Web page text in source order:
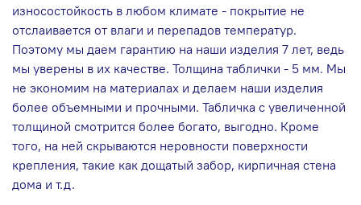
износостойкость в любом климате - покрытие не
отслаивается от влаги и перепадов температур.
Поэтому мы даем гарантию на наши изделия 7 лет, ведь
мы уверены в их качестве. Толщина таблички - 5 мм. Мы
не экономим на материалах и делаем наши изделия
более объемными и прочными. Табличка с увеличенной
толщиной смотрится более богато, выгодно. Кроме
того, на ней скрываются неровности поверхности
крепления, такие как дощатый забор, кирпичная стена
дома и т.д.